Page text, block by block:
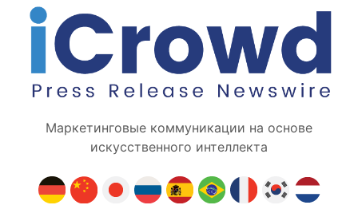
Маркетинговые коммуникации на основе
искусственного интеллекта